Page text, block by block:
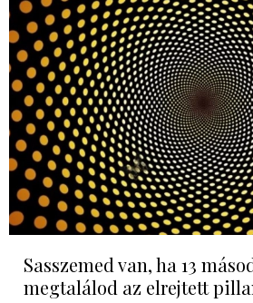
Sasszemed van, ha 13
megtalálod az elrejtett